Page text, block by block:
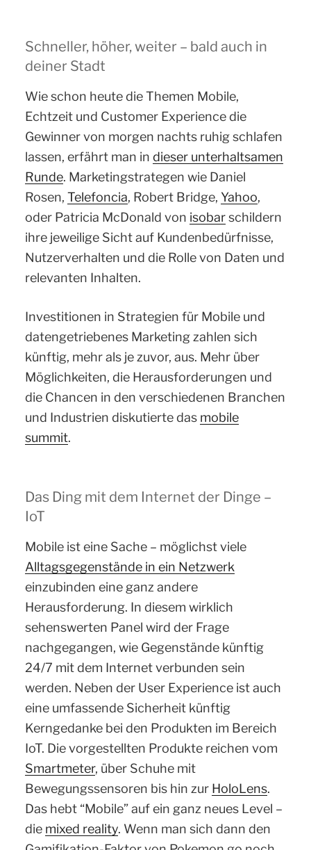
Schneller, höher, weiter – bald auch in
deiner Stadt
Wie schon heute die Themen Mobile,
Echtzeit und Customer Experience die
Gewinner von morgen nachts ruhig schlafen
lassen, erfährt man in dieser unterhaltsamen
Runde. Marketingstrategen wie Daniel
Rosen, Telefoncia, Robert Bridge, Yahoo,
oder Patricia McDonald von isobarschildern
ihre jeweilige Sicht auf Kundenbedürfnisse,
Nutzerverhalten und die Rolle von Daten und
relevanten Inhalten.
Investitionen in Strategien für Mobile und
datengetriebenes Marketing zahlen sich
künftig, mehr als je zuvor, aus. Mehr über
Möglichkeiten, die Herausforderungen und
die Chancen in den verschiedenen Branchen
und Industrien diskutierte das mobile
summit.
Das Ding mit dem Internet der Dinge –
IoT
Mobile ist eine Sache – möglichst viele
Alltagsgegenstände in ein Netzwerk
einzubinden eine ganz andere
Herausforderung. In diesem wirklich
sehenswerten Panel wird der Frage
nachgegangen, wie Gegenstände künftig
24/7 mit dem Internet verbunden sein
werden. Neben der User Experience ist auch
eine umfassende Sicherheit künftig
Kerngedanke bei den Produkten im Bereich
IoT. Die vorgestellten Produkte reichen vom
Smartmeter, über Schuhe mit
Bewegungssensoren bis hin zur HoloLens.
Das hebt “Mobile” auf ein ganz neues Level –
die mixed reality. Wenn man sich dann den